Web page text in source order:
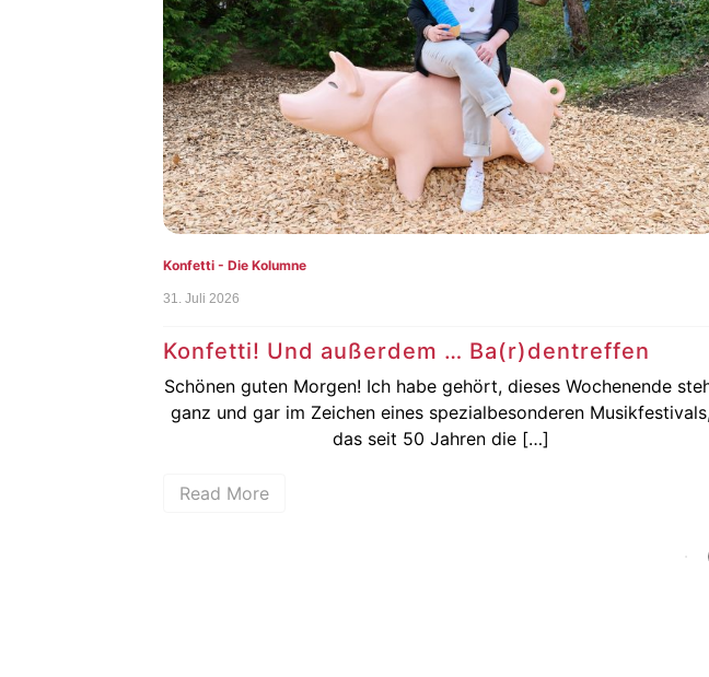
Konfetti - Die Kolumne
31. Juli 2026
Konfetti! Und außerdem … Ba(r)dentreffen
Schönen guten Morgen! Ich habe gehört, dieses Wochenende steht
ganz und gar im Zeichen eines spezialbesonderen Musikfestivals,
das seit 50 Jahren die […]
Read More